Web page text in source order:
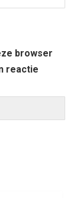
browser
reactie